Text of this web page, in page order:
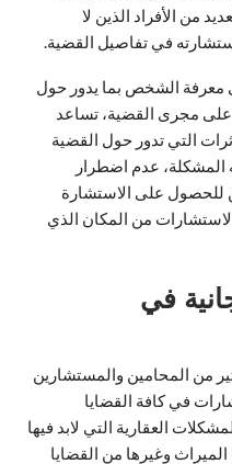
من الأفراد الذين لا
في تفاصيل القضية.
معرفة الشخص بما يدور حول
مجرى القضية، تساعد
التي تدور حول القضية
المشكلة، عدم اضطرار
للحصول على الاستشارة
من المكان الذي
في
من المحامين والمستشارين
في كافة القضايا
العقارية التي لابد فيها
وغيرها من القضايا